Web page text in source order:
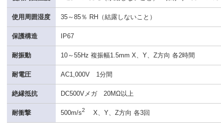
使用周囲湿度 35～85％ RH（結露しないこと）
保護構造 IP67
耐振動 10～55Hz 複振幅1.5mm X、Y、Z方向 各2時間
耐電圧 AC1,000V 1分間
絶縁抵抗 DC500Vメガ 20MΩ以上
耐衝撃 500m/s2 X、Y、Z方向 各3回